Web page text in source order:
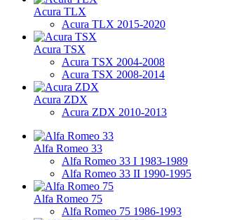
Acura TLX
Acura TLX 2015-2020
Acura TSX
Acura TSX 2004-2008
Acura TSX 2008-2014
Acura ZDX
Acura ZDX 2010-2013
Alfa Romeo 33
Alfa Romeo 33 I 1983-1989
Alfa Romeo 33 II 1990-1995
Alfa Romeo 75
Alfa Romeo 75 1986-1993